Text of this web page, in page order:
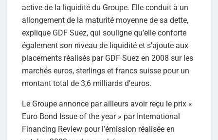
active de la liquidité du Groupe. Elle conduit à un
allongement de la maturité moyenne de sa dette,
explique GDF Suez, qui souligne qu’elle conforte
également son niveau de liquidité et s’ajoute aux
placements réalisés par GDF Suez en 2008 sur les
marchés euros, sterlings et francs suisse pour un
montant total de 3,6 milliards d’euros.
Le Groupe annonce par ailleurs avoir reçu le prix «
Euro Bond Issue of the year » par International
Financing Review pour l’émission réalisée en